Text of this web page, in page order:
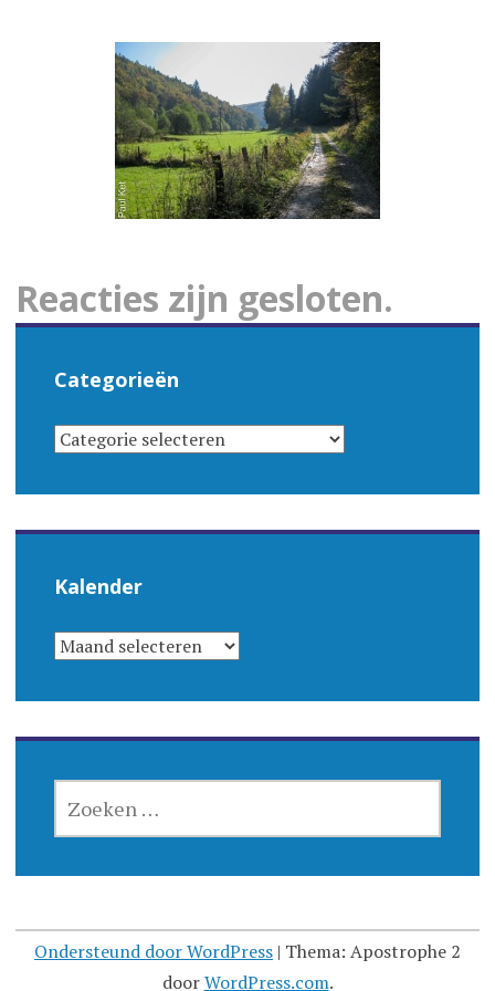
Reacties zijn gesloten.
Categorieën
CATEGORIEËN
Kalender
KALENDER
NAAR:
Ondersteund door WordPress | Thema: Apostrophe 2
doorWordPress.com.